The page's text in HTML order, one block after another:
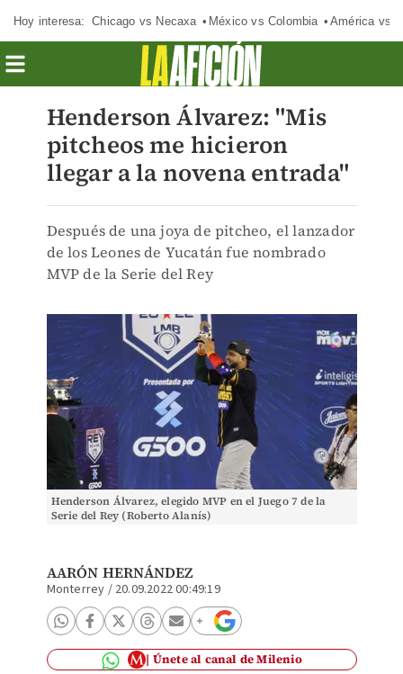
Hoy interesa: Chicago vs Necaxa México vs Colombia América vs
Henderson Álvarez: "Mis
pitcheos me hicieron
llegar a la novena entrada"
Después de una joya de pitcheo, el lanzador
de los Leones de Yucatán fue nombrado
MVP de la Serie del Rey
Henderson Álvarez, elegido MVP en el Juego 7 de la
Serie del Rey (Roberto Alanís)
AARÓN HERNÁNDEZ
Monterrey / 20.09.2022 00:49:19
Únete al canal de Milenio